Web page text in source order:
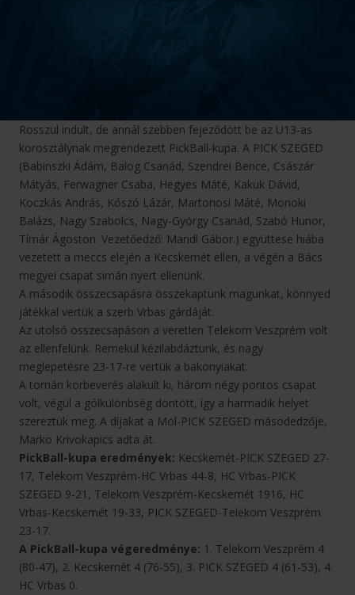
Rosszul indult, de annál szebben fejeződött be az U13-as
korosztálynak megrendezett PickBall-kupa. A PICK SZEGED
(Babinszki Ádám, Balog Csanád, Szendrei Bence, Császár
Mátyás, Ferwagner Csaba, Hegyes Máté, Kakuk Dávid,
Koczkás András, Kószó Lázár, Martonosi Máté, Monoki
Balázs, Nagy Szabolcs, Nagy-György Csanád, Szabó Hunor,
Tímár Ágoston. Vezetőedző: Mandl Gábor.) együttese hiába
vezetett a meccs elején a Kecskemét ellen, a végén a Bács
megyei csapat simán nyert ellenünk.
A második összecsapásra összekaptunk magunkat, könnyed
játékkal vertük a szerb Vrbas gárdáját.
Az utolsó összecsapáson a veretlen Telekom Veszprém volt
az ellenfelünk. Remekül kézilabdáztunk, és nagy
meglepetésre 23-17-re vertük a bakonyiakat.
A tornán körbeverés alakult ki, három négy pontos csapat
volt, végül a gólkülönbség döntött, így a harmadik helyet
szereztük meg. A díjakat a Mol-PICK SZEGED másodedzője,
Marko Krivokapics adta át.
PickBall-kupa eredmények: Kecskemét-PICK SZEGED 27-
17, Telekom Veszprém-HC Vrbas 44-8, HC Vrbas-PICK
SZEGED 9-21, Telekom Veszprém-Kecskemét 1916, HC
Vrbas-Kecskemét 19-33, PICK SZEGED-Telekom Veszprém
23-17.
A PickBall-kupa végeredménye: 1. Telekom Veszprém 4
(80-47), 2. Kecskemét 4 (76-55), 3. PICK SZEGED 4 (61-53), 4.
HC Vrbas 0.